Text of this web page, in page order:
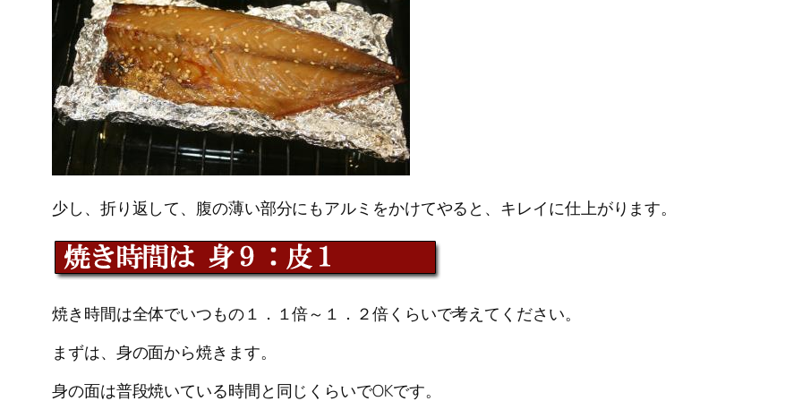
少し、折り返して、腹の薄い部分にもアルミをかけてやると、キレイに仕上がります。
焼き時間は全体でいつもの１．１倍～１．２倍くらいで考えてください。
まずは、身の面から焼きます。
身の面は普段焼いている時間と同じくらいでOKです。